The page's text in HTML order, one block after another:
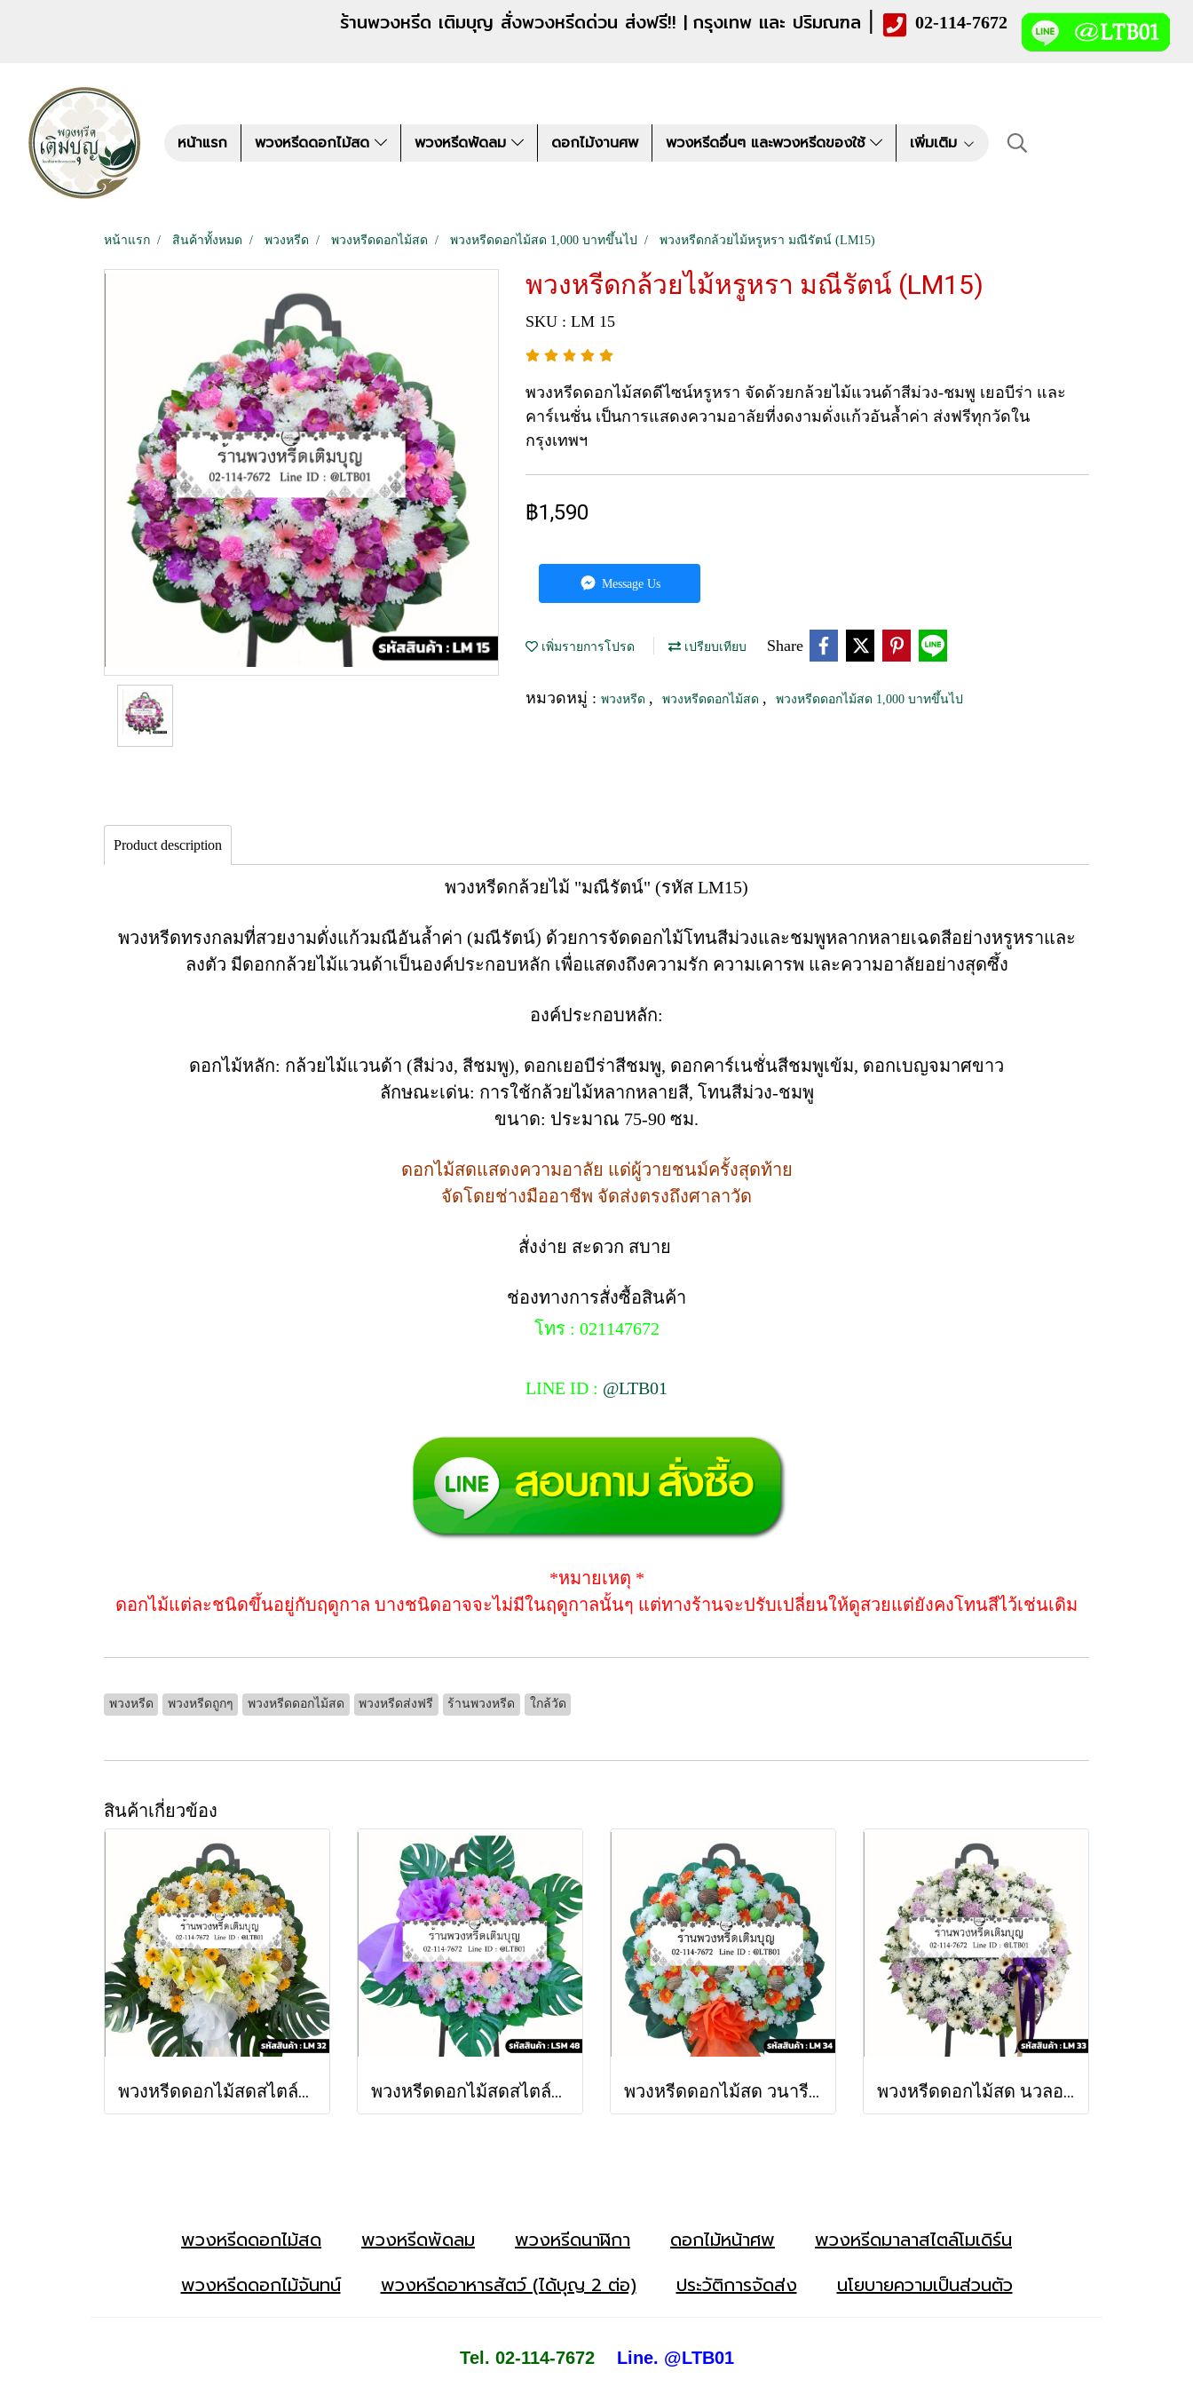
ร้านพวงหรีด เติมบุญ สั่งพวงหรีดด่วน ส่งฟรี!! | กรุงเทพ และ ปริมณฑล | 02-114-7672
หน้าแรก พวงหรีดดอกไม้สด พวงหรีดพัดลม ดอกไม้งานศพ พวงหรีดอื่นๆ และพวงหรีดของใช้ เพิ่มเติม
หน้าแรก สินค้าทั้งหมด พวงหรีด พวงหรีดดอกไม้สด พวงหรีดดอกไม้สด 1,000 บาทขึ้นไป พวงหรีดกล้วยไม้หรูหรา มณีรัตน์ (LM15)
พวงหรีดกล้วยไม้หรูหรา มณีรัตน์ (LM15)
SKU : LM 15
พวงหรีดดอกไม้สดดีไซน์หรูหรา จัดด้วยกล้วยไม้แวนด้าสีม่วง-ชมพู เยอบีร่า และ
คาร์เนชั่น เป็นการแสดงความอาลัยที่งดงามดั่งแก้วอันล้ำค่า ส่งฟรีทุกวัดใน
กรุงเทพฯ
฿1,590
Message Us
เพิ่มรายการโปรด เปรียบเทียบ Share
หมวดหมู่ : พวงหรีด , พวงหรีดดอกไม้สด , พวงหรีดดอกไม้สด 1,000 บาทขึ้นไป
Product description
พวงหรีดกล้วยไม้ "มณีรัตน์" (รหัส LM15)
พวงหรีดทรงกลมที่สวยงามดั่งแก้วมณีอันล้ำค่า (มณีรัตน์) ด้วยการจัดดอกไม้โทนสีม่วงและชมพูหลากหลายเฉดสีอย่างหรูหราและ
ลงตัว มีดอกกล้วยไม้แวนด้าเป็นองค์ประกอบหลัก เพื่อแสดงถึงความรัก ความเคารพ และความอาลัยอย่างสุดซึ้ง
องค์ประกอบหลัก:
ดอกไม้หลัก: กล้วยไม้แวนด้า (สีม่วง, สีชมพู), ดอกเยอบีร่าสีชมพู, ดอกคาร์เนชั่นสีชมพูเข้ม, ดอกเบญจมาศขาว
ลักษณะเด่น: การใช้กล้วยไม้หลากหลายสี, โทนสีม่วง-ชมพู
ขนาด: ประมาณ 75-90 ซม.
ดอกไม้สดแสดงความอาลัย แด่ผู้วายชนม์ครั้งสุดท้าย
จัดโดยช่างมืออาชีพ จัดส่งตรงถึงศาลาวัด
สั่งง่าย สะดวก สบาย
ช่องทางการสั่งซื้อสินค้า
โทร : 021147672
LINE ID : @LTB01
*หมายเหตุ *
ดอกไม้แต่ละชนิดขึ้นอยู่กับฤดูกาล บางชนิดอาจจะไม่มีในฤดูกาลนั้นๆ แต่ทางร้านจะปรับเปลี่ยนให้ดูสวยแต่ยังคงโทนสีไว้เช่นเดิม
พวงหรีด พวงหรีดถูกๆ พวงหรีดดอกไม้สด พวงหรีดส่งฟรี ร้านพวงหรีด ใกล้วัด
สินค้าเกี่ยวข้อง
พวงหรีดดอกไม้สดสไตล์โมเดิร์น จันทรประภา (LM32) พวงหรีดดอกไม้สดสไตล์โมเดิร์น กานดา (LSM48) พวงหรีดดอกไม้สด วนารี (LM34) พวงหรีดดอกไม้สด นวลอนงค์ (LM33)
พวงหรีดดอกไม้สด พวงหรีดพัดลม พวงหรีดนาฬิกา ดอกไม้หน้าศพ
พวงหรีดมาลาสไตล์โมเดิร์น
พวงหรีดดอกไม้จันทน์
พวงหรีดอาหารสัตว์ (ได้บุญ 2 ต่อ) ประวัติการจัดส่ง นโยบายความเป็นส่วนตัว
Tel. 02-114-7672 Line. @LTB01